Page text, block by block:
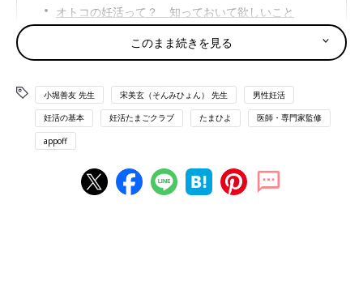
オトコの妊活って？ 知っておいて欲しいこと
オトコの妊活、これやったらダメ？
誰にも聞けないセックスの素朴な疑問Q＆A
オトコの妊活って？ 知っておいて欲しいこと
不妊の原因の半分は、男性にあるといわれています。
このまま続きを見る
小堀善友 先生 宋美玄（そんみひょん） 先生 男性妊活
妊活の基本 妊活たまごクラブ たまひよ 医師・専門家監修
appoff